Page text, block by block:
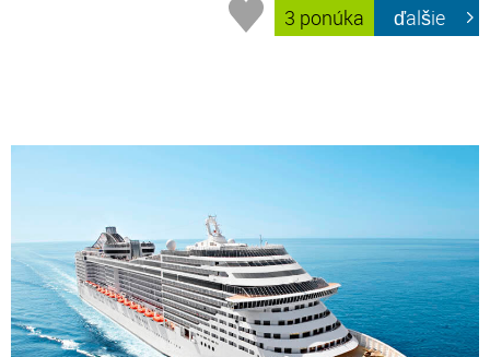
3 ponúka ďalšie